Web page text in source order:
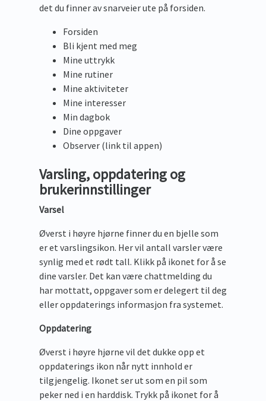
det du finner av snarveier ute på forsiden.
Forsiden
Bli kjent med meg
Mine uttrykk
Mine rutiner
Mine aktiviteter
Mine interesser
Min dagbok
Dine oppgaver
Observer (link til appen)
Varsling, oppdatering og
brukerinnstillinger
Varsel
Øverst i høyre hjørne finner du en bjelle som
er et varslingsikon. Her vil antall varsler være
synlig med et rødt tall. Klikk på ikonet for å se
dine varsler. Det kan være chattmelding du
har mottatt, oppgaver som er delegert til deg
eller oppdaterings informasjon fra systemet.
Oppdatering
Øverst i høyre hjørne vil det dukke opp et
oppdaterings ikon når nytt innhold er
tilgjengelig. Ikonet ser ut som en pil som
peker ned i en harddisk. Trykk på ikonet for å